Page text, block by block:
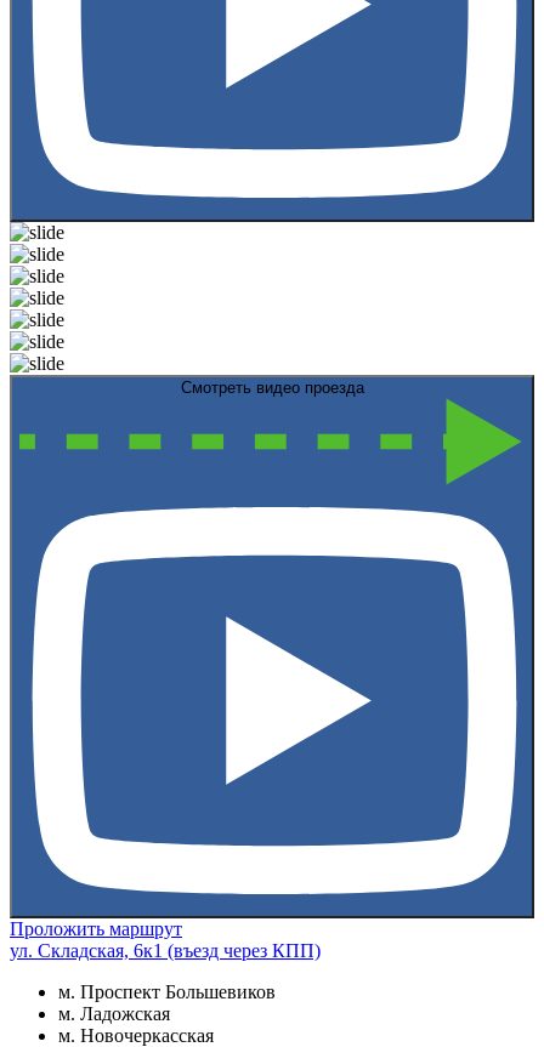
Смотреть видео проезда
Проложить маршрут
ул. Складская, 6к1 (въезд через КПП)
м. Проспект Большевиков
м. Ладожская
м. Новочеркасская